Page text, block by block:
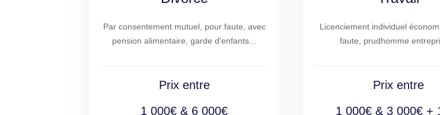
Par consentement mutuel, pour faute, avec
pension alimentaire, garde d'enfants...
Prix entre
1 000€ & 6 000€
Licenciement individuel
faute, prudhomme
Prix entre
1 000€ & 3 000€ +